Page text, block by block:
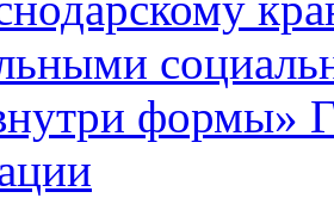
формы»